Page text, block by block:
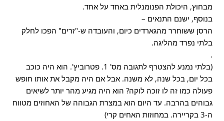
מבחוץ, היכולת הפנומנלית באחד על אחד.
בנוסף, ישנם התנאים –
הרסן ששוחרר מהגארדים כיום, והעובדה ש-"זרים" הפכו לחלק
בלתי נפרד מהליגה.
.
(בלתי נמנע להצטרף לתגובה מס' 1. פטרוביץ'. הוא היה כוכב
בכל יום, בכל שנה, לא משנה. אבל אם היה מקבל את אותו חופש
פעולה כמו זה לו זוכה לוקה? הוא היה מגיע מהר יותר לשיאים
גבוהים בהרבה. עד היום הוא במצרת הגבוהה של האחוזים מטווח
ה-3 בקריירה. במחוזות האחים קרי)